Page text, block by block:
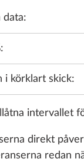
data:
i körklart skick:
intervallet
direkt
redan